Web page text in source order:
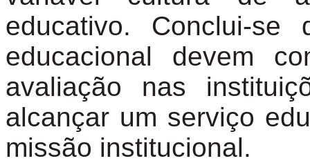
educativo. Conclui-
educacional devem
avaliação nas
alcançar um serviço
missão institucional.